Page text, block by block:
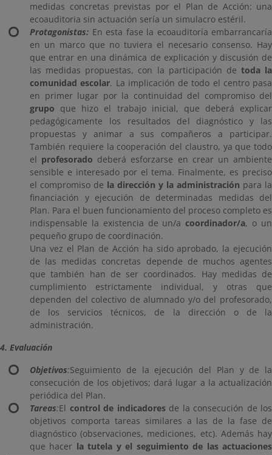
medidas concretas previstas por el Plan de Acción: una
ecoauditoria sin actuación sería un simulacro estéril.
Protagonistas: En esta fase la ecoauditoría embarrancaría
en un marco que no tuviera el necesario consenso. Hay
que entrar en una dinámica de explicación y discusión de
las medidas propuestas, con la participación de toda la
comunidad escolar. La implicación de todo el centro pasa
en primer lugar por la continuidad del compromiso del
grupo que hizo el trabajo inicial, que deberá explicar
pedagógicamente los resultados del diagnóstico y las
propuestas y animar a sus compañeros a participar.
También requiere la cooperación del claustro, ya que todo
el profesorado deberá esforzarse en crear un ambiente
sensible e interesado por el tema. Finalmente, es preciso
el compromiso de la dirección y la administración para la
financiación y ejecución de determinadas medidas del
Plan. Para el buen funcionamiento del proceso completo es
indispensable la existencia de un/acoordinador/a, o un
pequeño grupo de coordinación.
Una vez el Plan de Acción ha sido aprobado, la ejecución
de las medidas concretas depende de muchos agentes
que también han de ser coordinados. Hay medidas de
cumplimiento estrictamente individual, y otras que
dependen del colectivo de alumnado y/o del profesorado,
de los servicios técnicos, de la dirección o de la
administración.
4. Evaluación
Objetivos:Seguimiento de la ejecución del Plan y de la
consecución de los objetivos; dará lugar a la actualización
periódica del Plan.
Tareas:El control de indicadoresde la consecución de los
objetivos comporta tareas similares a las de la fase de
diagnóstico (observaciones, mediciones, etc). Además hay
que hacer la tutela y el seguimiento de las actuaciones